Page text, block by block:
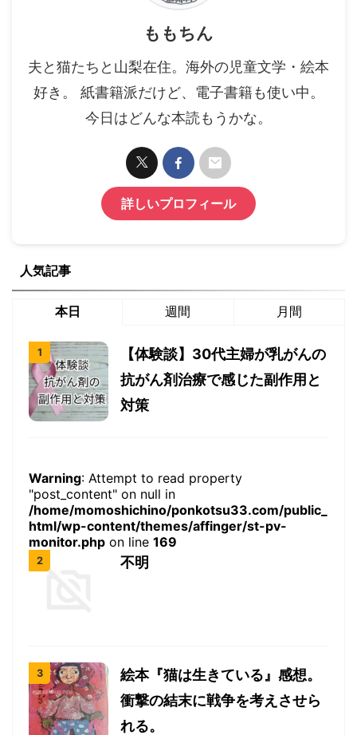
ももちん
夫と猫たちと山梨在住。海外の児童文学・絵本
好き。 紙書籍派だけど、電子書籍も使い中。
今日はどんな本読もうかな。
詳しいプロフィール
人気記事
本日 週間 月間
【体験談】30代主婦が乳がんの
抗がん剤治療で感じた副作用と
対策
Warning: Attempt to read property
"post_content" on null in
/home/momoshichino/ponkotsu33.com/public_
html/wp-content/themes/affinger/st-pv-
monitor.php on line 169
不明
絵本『猫は生きている』感想。
衝撃の結末に戦争を考えさせら
れる。